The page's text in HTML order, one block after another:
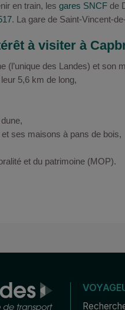
en train, les gares SNCF de
. La gare de Saint-Vincent-
à visiter à
(l’unique des Landes) et son
5,6 km de long,
et ses maisons à pans de bois,
et du patrimoine (MOP).